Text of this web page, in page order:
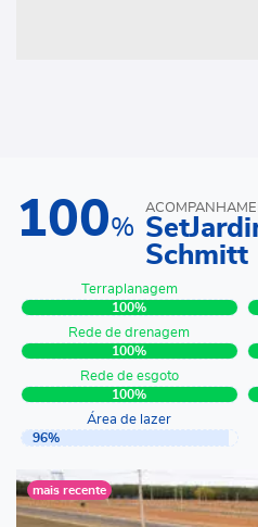
100%
Schmitt
Terraplanagem
100%
Rede de drenagem
100%
Rede de esgoto
100%
Área de lazer
96%
mais recente
Andamento de Obra #15: SetJardim